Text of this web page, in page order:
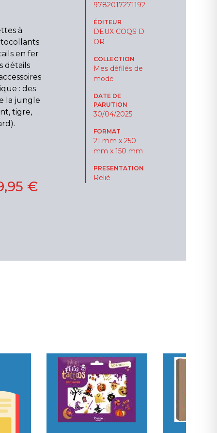
à
en fer
détails
: des
la jungle
tigre,
9782017271192
ÉDITEUR
DEUX COQS D
OR
COLLECTION
Mes défilés de
mode
DATE DE
PARUTION
30/04/2025
FORMAT
21 mm x 250
mm x 150 mm
PRESENTATION
Relié
€